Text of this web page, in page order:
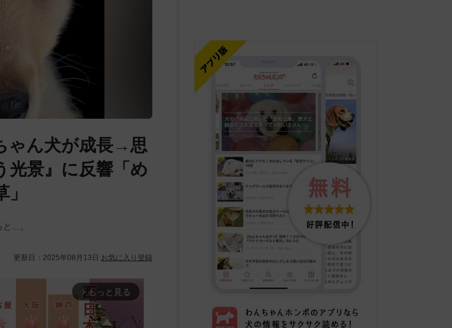
ゃん犬が成長→思
光景』に反響「め
と…。
更新日： 2025年08月13日 お気に入り登録
arrow_forward_ios もっと見る